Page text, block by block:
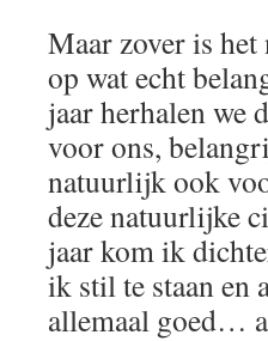
Maar zover is het
op wat echt
jaar herhalen we
voor ons,
natuurlijk ook
deze natuurlijke
jaar kom ik
ik stil te staan en
allemaal goed…